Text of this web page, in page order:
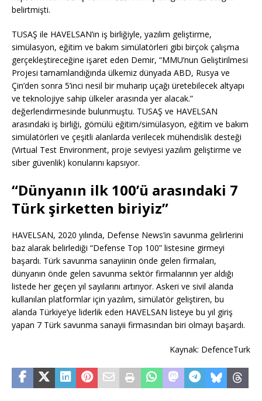
belirtmişti.
TUSAŞ ile HAVELSAN’ın iş birliğiyle, yazılım geliştirme,
simülasyon, eğitim ve bakım simülatörleri gibi birçok çalışma
gerçekleştireceğine işaret eden Demir, “MMU’nun Geliştirilmesi
Projesi tamamlandığında ülkemiz dünyada ABD, Rusya ve
Çin’den sonra 5’inci nesil bir muharip uçağı üretebilecek altyapı
ve teknolojiye sahip ülkeler arasında yer alacak.”
değerlendirmesinde bulunmuştu. TUSAŞ ve HAVELSAN
arasındaki iş birliği, gömülü eğitim/simülasyon, eğitim ve bakım
simülatörleri ve çeşitli alanlarda verilecek mühendislik desteği
(Virtual Test Environment, proje seviyesi yazılım geliştirme ve
siber güvenlik) konularını kapsıyor.
“Dünyanın ilk 100’ü arasındaki 7
Türk şirketten biriyiz”
HAVELSAN, 2020 yılında, Defense News’in savunma gelirlerini
baz alarak belirlediği “Defense Top 100” listesine girmeyi
başardı. Türk savunma sanayiinin önde gelen firmaları,
dünyanın önde gelen savunma sektör firmalarının yer aldığı
listede her geçen yıl sayılarını artırıyor. Askeri ve sivil alanda
kullanılan platformlar için yazılım, simülatör geliştiren, bu
alanda Türkiye’ye liderlik eden HAVELSAN listeye bu yıl giriş
yapan 7 Türk savunma sanayii firmasından biri olmayı başardı.
Kaynak: DefenceTurk